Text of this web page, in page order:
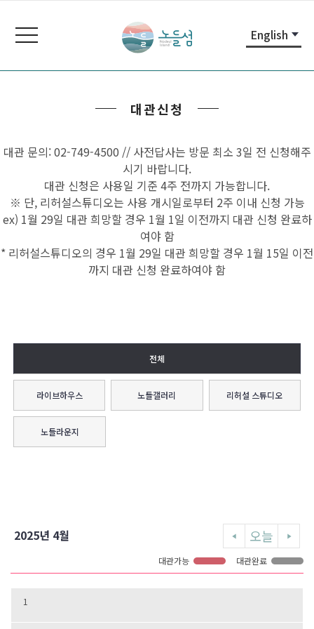
바
로
들
이
지
toggle
navigation English
대관신청
대관 문의: 02-749-4500 // 사전답사는 방문 최소 3일 전 신청해주
시기 바랍니다.
대관 신청은 사용일 기준 4주 전까지 가능합니다.
※ 단, 리허설스튜디오는 사용 개시일로부터 2주 이내 신청 가능
ex) 1월 29일 대관 희망할 경우 1월 1일 이전까지 대관 신청 완료하
여야 함
* 리허설스튜디오의 경우 1월 29일 대관 희망할 경우 1월 15일 이전
까지 대관 신청 완료하여야 함
전체
라이브하우스 노들갤러리 리허설 스튜디오
노들라운지
2025년 4월 오늘
대관가능 대관완료
1